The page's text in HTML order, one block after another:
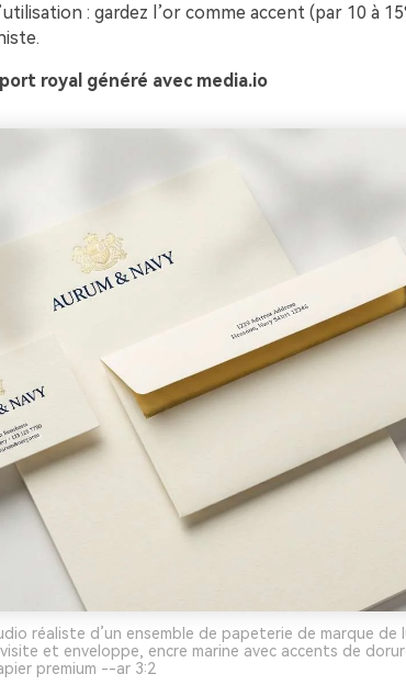
: gardez l’or comme accent (par 10 à
royal généré avec media.io
réaliste d’un ensemble de papeterie de marque de
et enveloppe, encre marine avec accents de
premium --ar 3:2